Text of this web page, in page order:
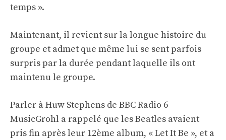
temps ».
Maintenant, il revient sur la longue histoire du
groupe et admet que même lui se sent parfois
surpris par la durée pendant laquelle ils ont
maintenu le groupe.
Parler àHuw Stephens de BBC Radio 6
MusicGrohl a rappelé que les Beatles avaient
pris fin après leur 12ème album, « Let It Be », et a